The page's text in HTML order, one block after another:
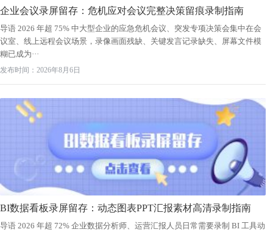
企业会议录屏留存：危机应对会议完整决策留痕录制指南
导语 2026 年超 75% 中大型企业的应急危机会议、突发专项决策会集中在会
议室、线上远程会议场景，录像画面残缺、关键发言记录缺失、屏幕文件模
糊已成为···
发布时间：2026年8月6日
BI数据看板录屏留存：动态图表PPT汇报素材高清录制指南
导语 2026 年超 72% 企业数据分析师、运营汇报人员日常需要录制 BI 工具动